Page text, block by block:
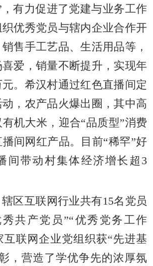
，有力促进了党建与业务工作
优秀党员与辖内企业合作开
售手工艺品、生活用品等，
爱，销量不断提升，实现年
。希汉村通过红色直播间定
，农产品火爆出圈，其中高
机大米，迎合“品质型”消费
间网红产品。目前“稀罕”好
间带动村集体经济增长超3
区互联网行业共有15名党员
共产党员”“优秀党务工作
互联网企业党组织获“先进基
，营造了学优争先的浓厚氛